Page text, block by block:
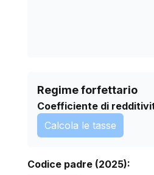
Regime forfettario
Coefficiente di
Calcola le tasse
Codice padre (2025):